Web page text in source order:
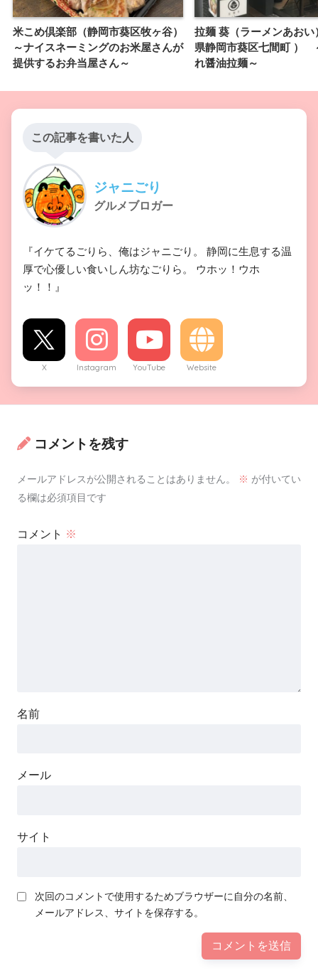
米こめ倶楽部（静岡市葵区牧ヶ谷）
～ナイスネーミングのお米屋さんが
提供するお弁当屋さん～
拉麺 葵（ラーメンあおい
県静岡市葵区七間町 ）
れ醤油拉麺～
この記事を書いた人
ジャニごり
グルメブロガー
『イケてるごりら、俺はジャニごり。 静岡に生息する温
厚で心優しい食いしん坊なごりら。 ウホッ！ウホ
ッ！！』
X Instagram YouTube Website
コメントを残す
メールアドレスが公開されることはありません。 ※ が付いてい
る欄は必須項目です
コメント ※
名前
メール
サイト
次回のコメントで使用するためブラウザーに自分の名前、
メールアドレス、サイトを保存する。